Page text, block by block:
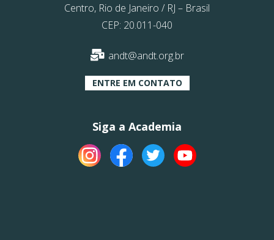
Centro, Rio de Janeiro / RJ – Brasil
CEP: 20.011-040
andt@andt.org.br
ENTRE EM CONTATO
Siga a Academia